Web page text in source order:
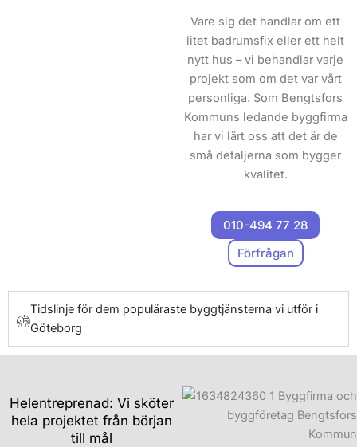
Vare sig det handlar om ett
litet badrumsfix eller ett helt
nytt hus – vi behandlar varje
projekt som om det var vårt
personliga. Som Bengtsfors
Kommuns ledande byggfirma
har vi lärt oss att det är de
små detaljerna som bygger
kvalitet.
010-494 77 28
Förfrågan
Tidslinje för dem populäraste byggtjänsterna vi utför i
Göteborg
Helentreprenad: Vi sköter
hela projektet från början
till mål